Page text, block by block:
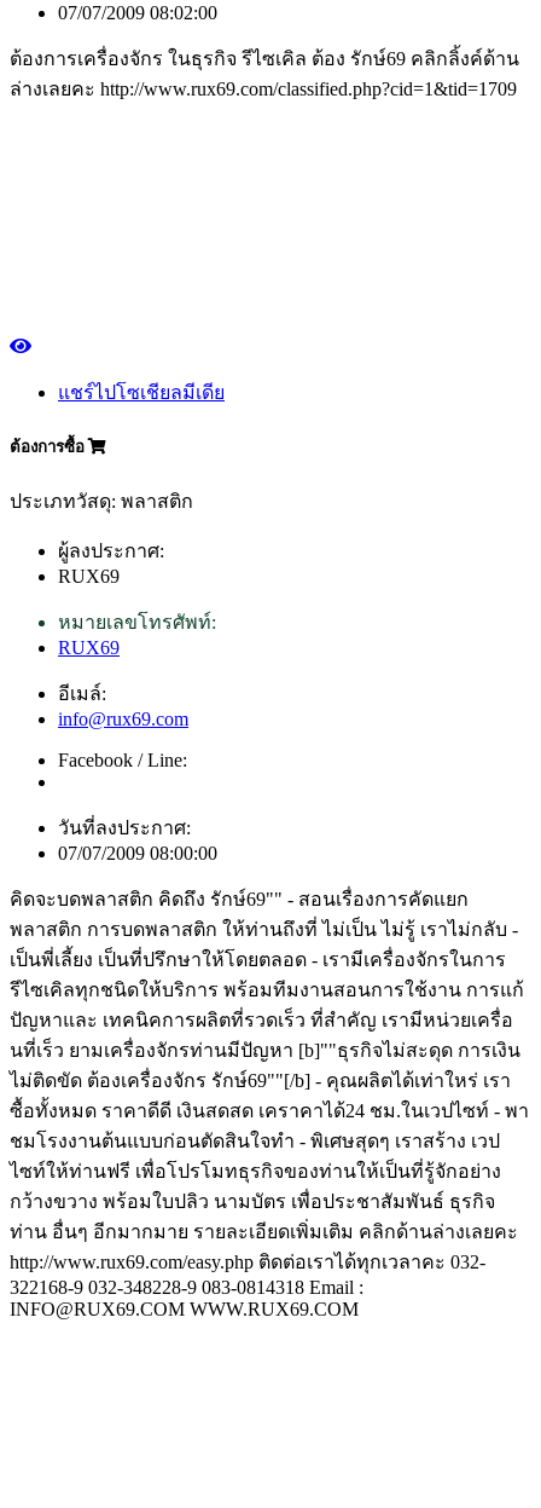
07/07/2009 08:02:00
ต้องการเครื่องจักร ในธุรกิจ รีไซเคิล ต้อง รักษ์69 คลิกลิ้งค์ด้าน
ล่างเลยคะ http://www.rux69.com/classified.php?cid=1&tid=1709
แชร์ไปโซเชียลมีเดีย
ต้องการซื้อ
ประเภทวัสดุ: พลาสติก
ผู้ลงประกาศ:
RUX69
หมายเลขโทรศัพท์:
RUX69
อีเมล์:
info@rux69.com
Facebook / Line:
วันที่ลงประกาศ:
07/07/2009 08:00:00
คิดจะบดพลาสติก คิดถึง รักษ์69"" - สอนเรื่องการคัดแยก
พลาสติก การบดพลาสติก ให้ท่านถึงที่ ไม่เป็น ไม่รู้ เราไม่กลับ -
เป็นพี่เลี้ยง เป็นที่ปรึกษาให้โดยตลอด - เรามีเครื่องจักรในการ
รีไซเคิลทุกชนิดให้บริการ พร้อมทีมงานสอนการใช้งาน การแก้
ปัญหาและ เทคนิคการผลิตที่รวดเร็ว ที่สำคัญ เรามีหน่วยเครื่อ
นที่เร็ว ยามเครื่องจักรท่านมีปัญหา [b]""ธุรกิจไม่สะดุด การเงิน
ไม่ติดขัด ต้องเครื่องจักร รักษ์69""[/b] - คุณผลิตได้เท่าใหร่ เรา
ซื้อทั้งหมด ราคาดีดี เงินสดสด เคราคาได้24 ชม.ในเวปไซท์ - พา
ชมโรงงานต้นแบบก่อนตัดสินใจทำ - พิเศษสุดๆ เราสร้าง เวป
ไซท์ให้ท่านฟรี เพื่อโปรโมทธุรกิจของท่านให้เป็นที่รู้จักอย่าง
กว้างขวาง พร้อมใบปลิว นามบัตร เพื่อประชาสัมพันธ์ ธุรกิจ
ท่าน อื่นๆ อีกมากมาย รายละเอียดเพิ่มเติม คลิกด้านล่างเลยคะ
http://www.rux69.com/easy.php ติดต่อเราได้ทุกเวลาคะ 032-
322168-9 032-348228-9 083-0814318 Email :
INFO@RUX69.COM WWW.RUX69.COM